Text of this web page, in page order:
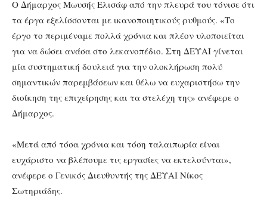
Ο Δήμαρχος Μωυσής Ελισάφ από την πλευρά του τόνισε ότι
τα έργα εξελίσσονται με ικανοποιητικούς ρυθμούς. «Το
έργο το περιμέναμε πολλά χρόνια και πλέον υλοποιείται
για να δώσει ανάσα στο λεκανοπέδιο. Στη ΔΕΥΑΙ γίνεται
μία συστηματική δουλειά για την ολοκλήρωση πολύ
σημαντικών παρεμβάσεων και θέλω να ευχαριστήσω την
διοίκηση της επιχείρησης και τα στελέχη της» ανέφερε ο
Δήμαρχος.
«Μετά από τόσα χρόνια και τόση ταλαιπωρία είναι
ευχάριστο να βλέπουμε τις εργασίες να εκτελούνται»,
ανέφερε ο Γενικός Διευθυντής της ΔΕΥΑΙ Νίκος
Σωτηριάδης.